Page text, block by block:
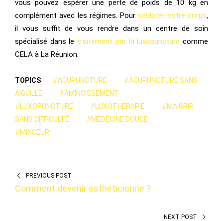
vous pouvez espérer une perte de poids de 10 kg en
complément avec les régimes. Poursculpter votre corps,
il vous suffit de vous rendre dans un centre de soin
spécialisé dans le traitement par la luxopuncture comme
CELA à La Réunion.
TOPICS #ACUPUNCTURE
#ACUPUNCTURE SANS
AIGUILLE
#AMINCISSEMENT
#LUXOPUNCTURE
#LUXOTHÉRAPIE
#MAIGRIR
SANS DIFFICULTÉ
#MÉDECINE DOUCE
#MINCEUR
PREVIOUS POST
Comment devenir esthéticienne ?
NEXT POST